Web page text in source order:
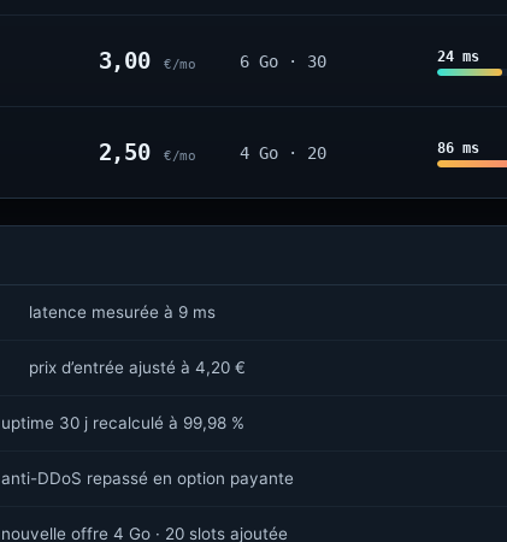
3,00 €/mo 6 Go · 30 24 ms
2,50 €/mo 4 Go · 20 86 ms
latence mesurée à 9 ms
prix d’entrée ajusté à 4,20 €
uptime 30 j recalculé à 99,98 %
anti-DDoS repassé en option payante
nouvelle offre 4 Go · 20 slots ajoutée